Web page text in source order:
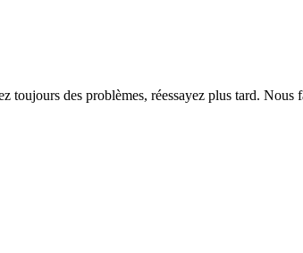
toujours des problèmes, réessayez plus tard.